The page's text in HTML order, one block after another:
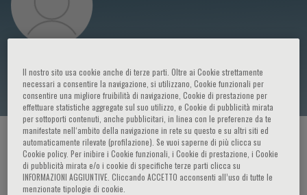
Francis N. Lavapie
HOME PAGE / CORSI ED EVENTI / RELATORE
Il nostro sito usa cookie anche di terze parti. Oltre ai Cookie strettamente
necessari a consentire la navigazione, si utilizzano, Cookie funzionali per
consentire una migliore fruibilità di navigazione, Cookie di prestazione per
effettuare statistiche aggregate sul suo utilizzo, e Cookie di pubblicità mirata
per sottoporti contenuti, anche pubblicitari, in linea con le preferenze da te
manifestate nell‘ambito della navigazione in rete su questo e su altri siti ed
automaticamente rilevate (profilazione). Se vuoi saperne di più clicca su
Cookie policy. Per inibire i Cookie funzionali, i Cookie di prestazione, i Cookie
di pubblicità mirata e/o i cookie di specifiche terze parti clicca su
INFORMAZIONI AGGIUNTIVE. Cliccando ACCETTO acconsenti all’uso di tutte le
menzionate tipologie di cookie.